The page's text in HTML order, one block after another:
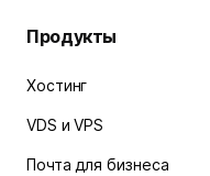
Продукты
Хостинг
VDS и VPS
Почта для бизнеса